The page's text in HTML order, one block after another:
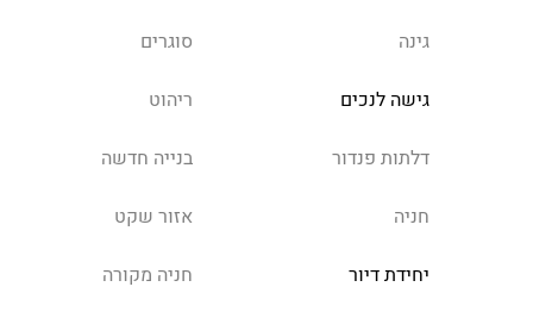
גינה סוגרים
גישה לנכים ריהוט
דלתות פנדור בנייה חדשה
חניה אזור שקט
יחידת דיור חניה מקורה